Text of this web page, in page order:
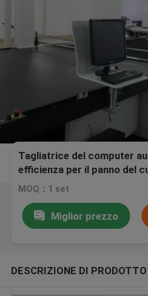
Tagliatrice del computer
efficienza per il panno del
MOQ：1 set
Miglior prezzo
DESCRIZIONE DI PRODOTTO